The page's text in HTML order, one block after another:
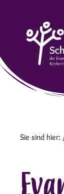
Sie sind hier: